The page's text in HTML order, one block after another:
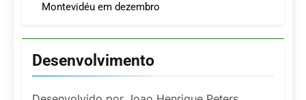
Montevidéu em dezembro
Desenvolvimento